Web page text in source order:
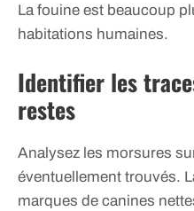
La fouine est beaucoup
habitations humaines.
Identifier les
restes
Analysez les morsures
éventuellement trouvés.
marques de canines